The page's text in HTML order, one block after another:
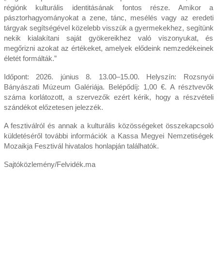
régiónk kulturális identitásának fontos része. Amikor a
pásztorhagyományokat a zene, tánc, mesélés vagy az eredeti
tárgyak segítségével közelebb visszük a gyermekekhez, segítünk
nekik kialakítani saját gyökereikhez való viszonyukat, és
megőrizni azokat az értékeket, amelyek elődeink nemzedékeinek
életét formálták.”
Időpont: 2026. június 8. 13.00–15.00. Helyszín: Rozsnyói
Bányászati Múzeum Galériája. Belépődíj: 1,00 €. A résztvevők
száma korlátozott, a szervezők ezért kérik, hogy a részvételi
szándékot előzetesen jelezzék.
A fesztiválról és annak a kulturális közösségeket összekapcsoló
küldetéséről további információk a Kassa Megyei Nemzetiségek
Mozaikja Fesztivál hivatalos honlapján találhatók.
Sajtóközlemény/Felvidék.ma